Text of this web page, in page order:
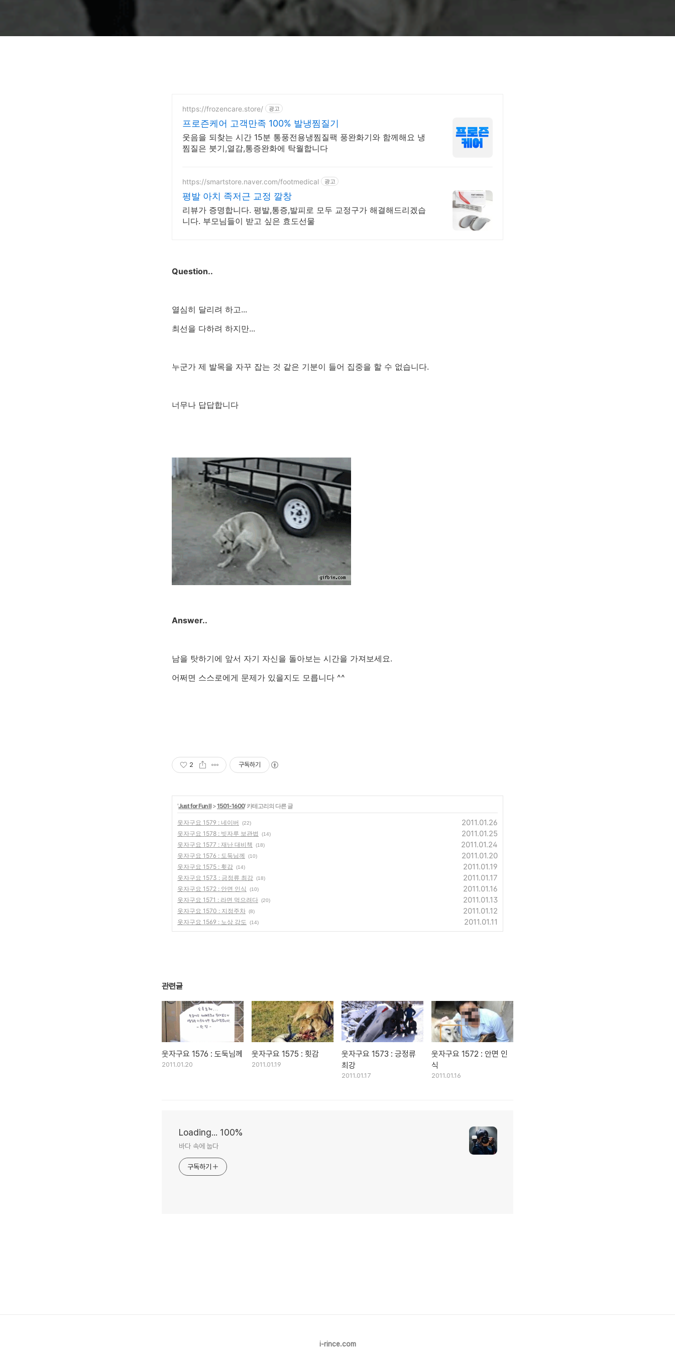
https://frozencare.store/ 광고
프로즌케어 고객만족 100% 발냉찜질기
웃음을 되찾는 시간 15분 통풍전용냉찜질팩 풍완화기와 함께해요 냉
찜질은 붓기,열감,통증완화에 탁월합니다
https://smartstore.naver.com/footmedical 광고
평발 아치 족저근 교정 깔창
리뷰가 증명합니다. 평발,통증,발피로 모두 교정구가 해결해드리겠습
니다. 부모님들이 받고 싶은 효도선물
Question..
열심히 달리려 하고...
최선을 다하려 하지만...
누군가 제 발목을 자꾸 잡는 것 같은 기분이 들어 집중을 할 수 없습니다.
너무나 답답합니다
Answer..
남을 탓하기에 앞서 자기 자신을 돌아보는 시간을 가져보세요.
어쩌면 스스로에게 문제가 있을지도 모릅니다 ^^
2 구독하기
'Just for Fun Ⅱ >1501-1600' 카테고리의 다른 글
웃자구요 1579 : 네이버 (22) 2011.01.26
웃자구요 1578 : 빗자루 보관법 (14) 2011.01.25
웃자구요 1577 : 재난 대비책 (18) 2011.01.24
웃자구요 1576 : 도둑님께 (10) 2011.01.20
웃자구요 1575 : 횟감 (14) 2011.01.19
웃자구요 1573 : 긍정류 최강 (18) 2011.01.17
웃자구요 1572 : 안면 인식 (10) 2011.01.16
웃자구요 1571 : 라면 먹으려다 (20) 2011.01.13
웃자구요 1570 : 지정주차 (8) 2011.01.12
웃자구요 1569 : 노상 강도 (14) 2011.01.11
관련글
웃자구요 1576 : 도둑님께
2011.01.20
웃자구요 1575 : 횟감
2011.01.19
웃자구요 1573 : 긍정류
최강
2011.01.17
웃자구요 1572 : 안면 인
식
2011.01.16
Loading... 100%
바다 속에 눕다
구독하기
i-rince.com